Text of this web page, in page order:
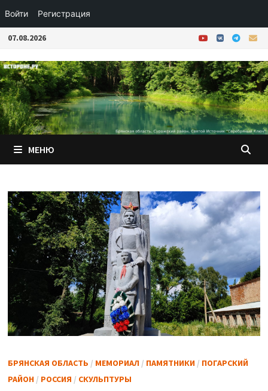
Войти Регистрация
Перейти
содержимому
07.08.2026
МЕНЮ
БРЯНСКАЯ ОБЛАСТЬ / МЕМОРИАЛ/ ПАМЯТНИКИ/ ПОГАРСКИЙ
РАЙОН/ РОССИЯ / СКУЛЬПТУРЫ